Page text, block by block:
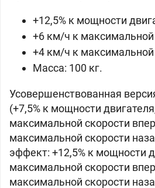
+12,5% к мощности
+6 км/ч к максимальной
+4 км/ч к максимальной
Масса: 100 кг.
Усовершенствованная
(+7,5% к мощности
максимальной скорости
максимальной скорости
эффект: +12,5% к мощности
максимальной скорости
максимальной скорости